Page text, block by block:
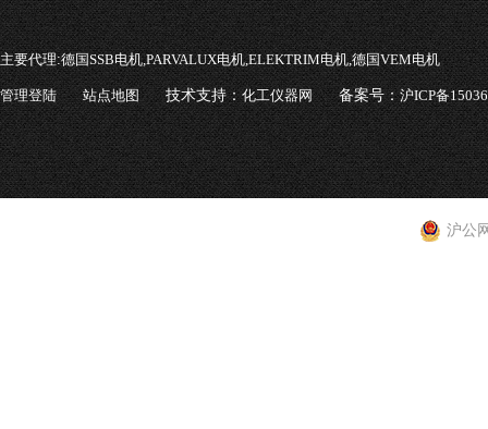
主要代理:德国SSB电机,PARVALUX电机,ELEKTRIM电机,德国VEM电机
管理登陆 站点地图 技术支持：化工仪器网 备案号：沪ICP备
沪公